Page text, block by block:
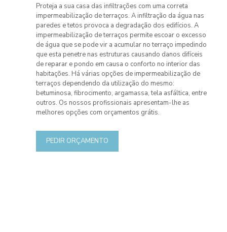
Proteja a sua casa das infiltrações com uma correta
impermeabilização de terraços. A infiltração da água nas
paredes e tetos provoca a degradação dos edifícios. A
impermeabilização de terraços permite escoar o excesso
de água que se pode vir a acumular no terraço impedindo
que esta penetre nas estruturas causando danos difíceis
de reparar e pondo em causa o conforto no interior das
habitações. Há várias opções de impermeabilização de
terraços dependendo da utilização do mesmo:
betuminosa, fibrocimento, argamassa, tela asfáltica, entre
outros. Os nossos profissionais apresentam-lhe as
melhores opções com orçamentos grátis.
PEDIR ORÇAMENTO